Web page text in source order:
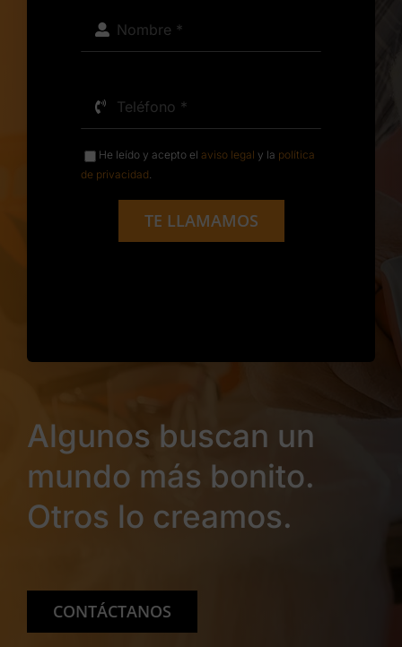
He leído y acepto el aviso legal y la política
de privacidad
TE LLAMAMOS
Algunos buscan un
mundo más bonito.
Otros lo creamos.
CONTÁCTANOS